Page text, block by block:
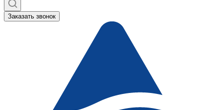
Заказать звонок